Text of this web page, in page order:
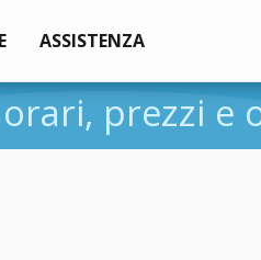
ASSISTENZA
prezzi e